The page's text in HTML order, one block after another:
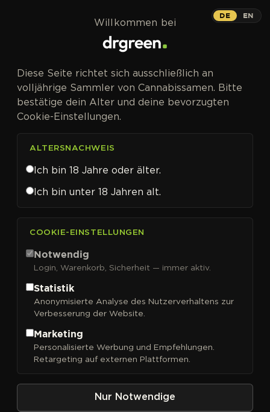
CANNABISSAMEN VON DR KRIPPLING KAUFEN
Dr Krippling
Kein Produkt definiert
DE EN
Willkommen bei
Diese Seite richtet sich ausschließlich an
volljährige Sammler von Cannabissamen. Bitte
bestätige dein Alter und deine bevorzugten
Cookie-Einstellungen.
ALTERSNACHWEIS
Ich bin 18 Jahre oder älter.
Ich bin unter 18 Jahren alt.
COOKIE-EINSTELLUNGEN
Notwendig
Login, Warenkorb, Sicherheit — immer aktiv.
Statistik
Anonymisierte Analyse des Nutzerverhaltens zur
Verbesserung der Website.
Marketing
Personalisierte Werbung und Empfehlungen.
Retargeting auf externen Plattformen.
Nur Notwendige